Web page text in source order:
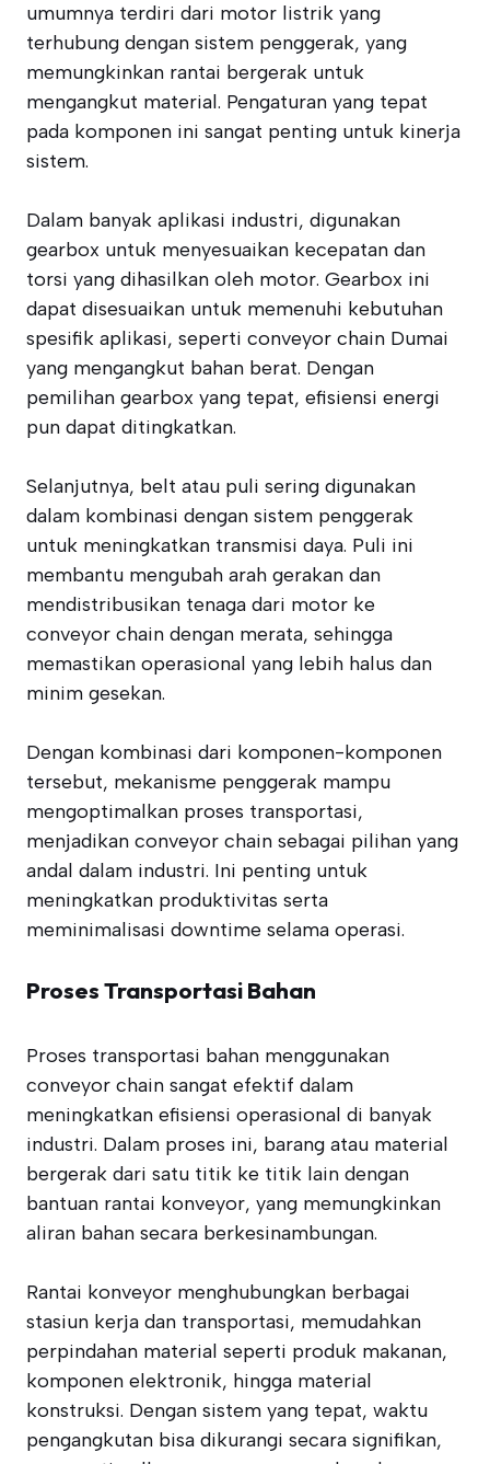
umumnya terdiri dari motor listrik yang
terhubung dengan sistem penggerak, yang
memungkinkan rantai bergerak untuk
mengangkut material. Pengaturan yang tepat
pada komponen ini sangat penting untuk kinerja
sistem.
Dalam banyak aplikasi industri, digunakan
gearbox untuk menyesuaikan kecepatan dan
torsi yang dihasilkan oleh motor. Gearbox ini
dapat disesuaikan untuk memenuhi kebutuhan
spesifik aplikasi, seperti conveyor chain Dumai
yang mengangkut bahan berat. Dengan
pemilihan gearbox yang tepat, efisiensi energi
pun dapat ditingkatkan.
Selanjutnya, belt atau puli sering digunakan
dalam kombinasi dengan sistem penggerak
untuk meningkatkan transmisi daya. Puli ini
membantu mengubah arah gerakan dan
mendistribusikan tenaga dari motor ke
conveyor chain dengan merata, sehingga
memastikan operasional yang lebih halus dan
minim gesekan.
Dengan kombinasi dari komponen-komponen
tersebut, mekanisme penggerak mampu
mengoptimalkan proses transportasi,
menjadikan conveyor chain sebagai pilihan yang
andal dalam industri. Ini penting untuk
meningkatkan produktivitas serta
meminimalisasi downtime selama operasi.
Proses Transportasi Bahan
Proses transportasi bahan menggunakan
conveyor chain sangat efektif dalam
meningkatkan efisiensi operasional di banyak
industri. Dalam proses ini, barang atau material
bergerak dari satu titik ke titik lain dengan
bantuan rantai konveyor, yang memungkinkan
aliran bahan secara berkesinambungan.
Rantai konveyor menghubungkan berbagai
stasiun kerja dan transportasi, memudahkan
perpindahan material seperti produk makanan,
komponen elektronik, hingga material
konstruksi. Dengan sistem yang tepat, waktu
pengangkutan bisa dikurangi secara signifikan,